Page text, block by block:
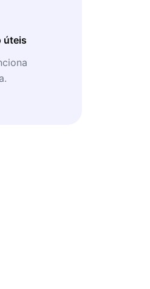
úteis